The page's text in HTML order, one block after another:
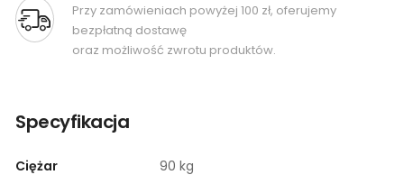
Przy zamówieniach powyżej 100 zł, oferujemy
bezpłatną dostawę
oraz możliwość zwrotu produktów.
Specyfikacja
Ciężar 90 kg